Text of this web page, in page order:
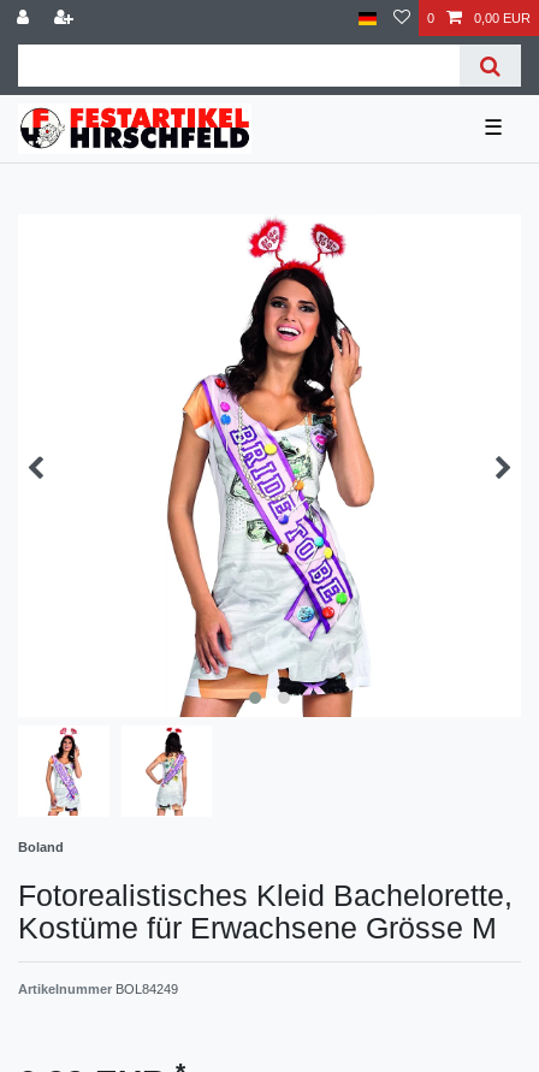
0 0,00 EUR
☰
Boland
Fotorealistisches Kleid Bachelorette,
Kostüme für Erwachsene Grösse M
Artikelnummer BOL84249